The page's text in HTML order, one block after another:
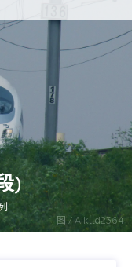
图 / Aiklld2364
)